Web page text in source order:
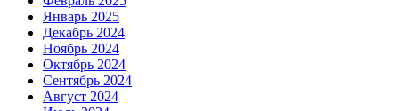
Январь 2025
Декабрь 2024
Ноябрь 2024
Октябрь 2024
Сентябрь 2024
Август 2024